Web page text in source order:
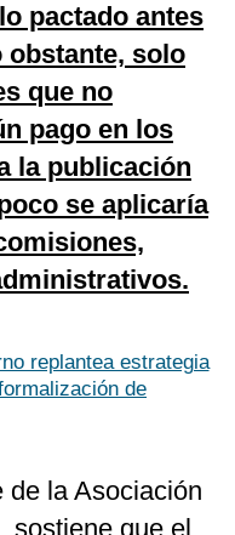
pactado antes
obstante, solo
que no
pago en los
la publicación
se aplicaría
replantea estrategia
de
de la Asociación
sostiene que el